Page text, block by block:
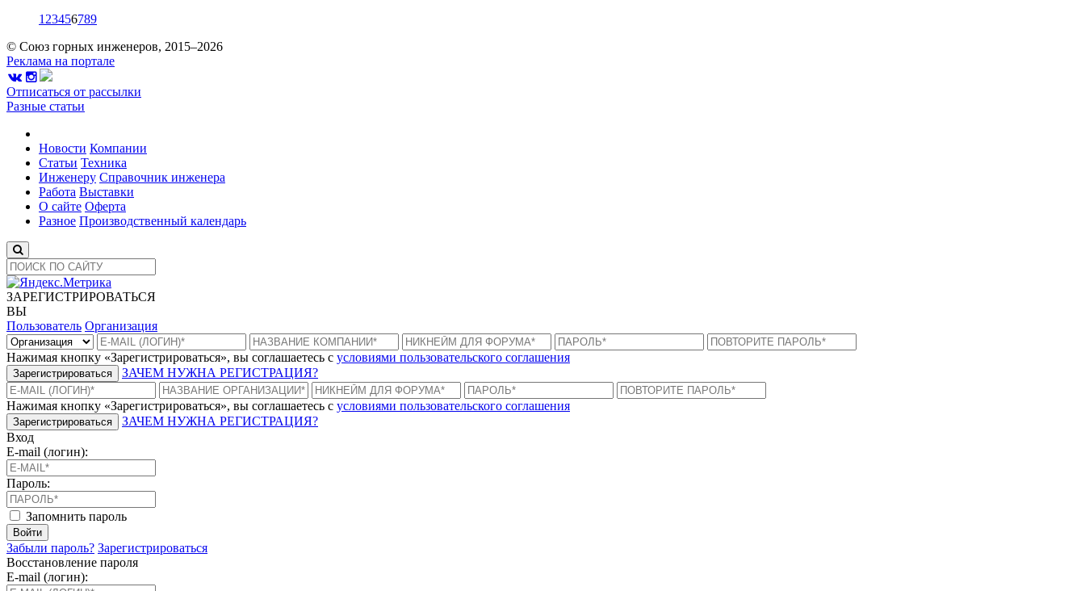
1 23456789
© Союз горных инженеров, 2015–2026
Реклама на портале
Отписаться от рассылки
Разные статьи
Новости Компании
Статьи Техника
Инженеру Справочник инженера
Работа Выставки
О сайте Оферта
Разное Производственный календарь
ЗАРЕГИСТРИРОВАТЬСЯ
ВЫ
Пользователь Организация
Нажимая кнопку «Зарегистрироваться», вы соглашаетесь с условиями пользовательского соглашения
Зарегистрироваться ЗАЧЕМ НУЖНА РЕГИСТРАЦИЯ?
Нажимая кнопку «Зарегистрироваться», вы соглашаетесь с условиями пользовательского соглашения
Зарегистрироваться
ЗАЧЕМ НУЖНА РЕГИСТРАЦИЯ?
Вход
E-mail (логин):
Пароль:
Запомнить пароль
Войти
Забыли пароль? Зарегистрироваться
Восстановление пароля
E-mail (логин):